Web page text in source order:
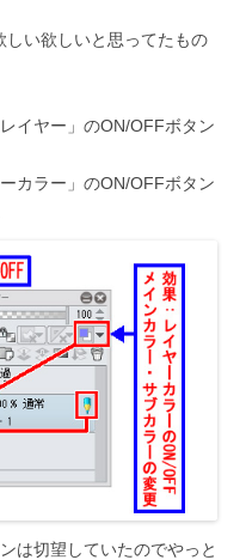
い欲しいと思ってたもの
イヤー」のON/OFFボタン
カラー」のON/OFFボタン
は切望していたのでやっと